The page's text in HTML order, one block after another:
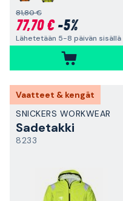
81,80 €
77,70 €-5%
Lähetetään 5-8 päivän sisällä
Vaatteet & kengät
SNICKERS WORKWEAR
Sadetakki
8233